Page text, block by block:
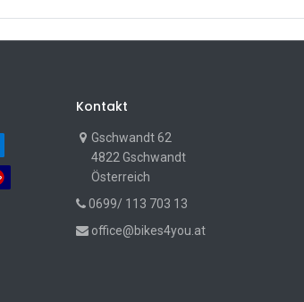
Kontakt
Gschwandt 62
4822 Gschwandt
Österreich
0699/ 113 703 13
office@bikes4you.at